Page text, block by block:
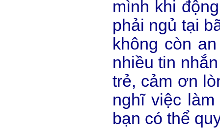
mình khi
phải ngủ tại
không còn
nhiều tin
trẻ, cảm ơn
nghĩ việc
bạn có thể